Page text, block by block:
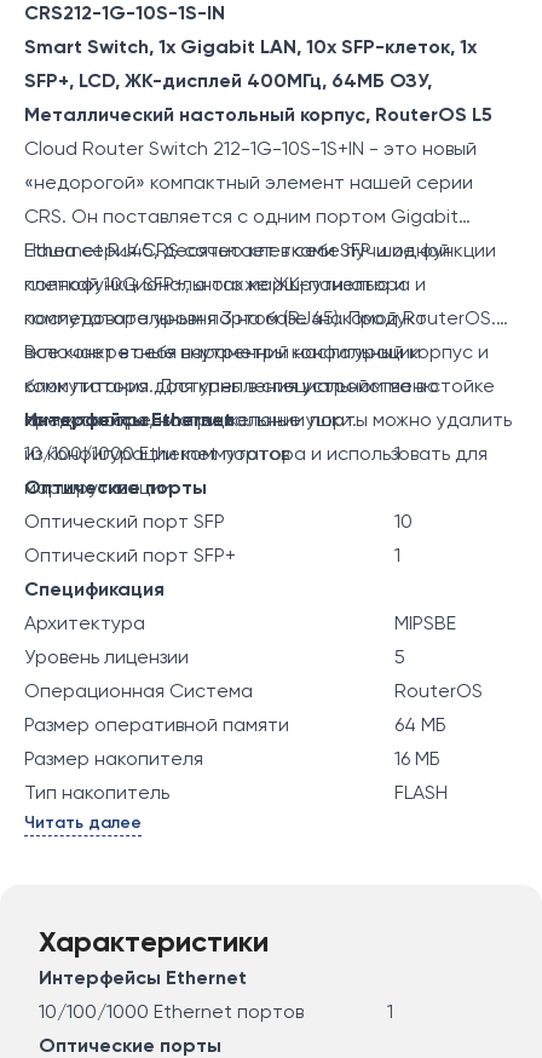
CRS212-1G-10S-1S-IN
Smart Switch, 1x Gigabit LAN, 10x SFP-клеток, 1x
SFP+, LCD, ЖК-дисплей 400МГц, 64МБ ОЗУ,
Металлический настольный корпус, RouterOS L5
Cloud Router Switch 212-1G-10S-1S+IN - это новый
«недорогой» компактный элемент нашей серии
CRS. Он поставляется с одним портом Gigabit
Ethernet RJ45, десятью клетками SFP и одной
клеткой 10G SFP+, а также ЖК-панелью и
последовательным портом (RJ45). Продукт
включает в себя внутренний настольный корпус и
блок питания. Для крепления устройства в стойке
предусмотрены специальные ушки.
Наша серия CRS сочетает в себе лучшие функции
полнофункционального маршрутизатора и
коммутатора уровня 3 на базе знакомой RouterOS.
Все конкретные параметры конфигурации
коммутатора доступны в специальном меню
коммутатора, но при желании порты можно удалить
из конфигурации коммутатора и использовать для
маршрутизации.
Интерфейсы Ethernet
10/100/1000 Ethernet портов
1
Оптические порты
Оптический порт SFP
10
Оптический порт SFP+
1
Спецификация
Архитектура
MIPSBE
Уровень лицензии
5
Операционная Система
RouterOS
Размер оперативной памяти
64 МБ
Размер накопителя
16 МБ
Тип накопитель
FLASH
Читать далее
Характеристики
Интерфейсы Ethernet
10/100/1000 Ethernet портов
1
Оптические порты